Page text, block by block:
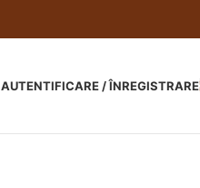
AUTENTIFICARE / ÎNREGISTRARE